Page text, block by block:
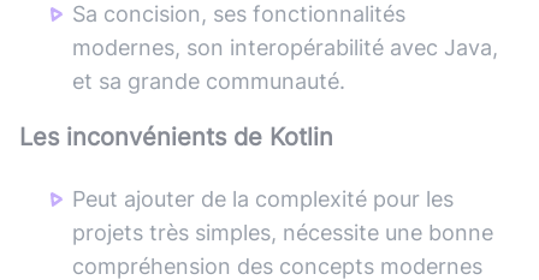
Sa concision, ses fonctionnalités
modernes, son interopérabilité avec Java,
et sa grande communauté.
Les inconvénients de Kotlin
Peut ajouter de la complexité pour les
projets très simples, nécessite une bonne
compréhension des concepts modernes